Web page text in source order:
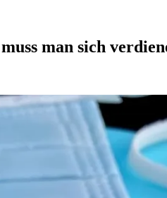
man sich